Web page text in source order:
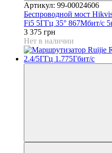
Артикул: 99-00024606
Беспроводной мост
Fi5 5ГГц 35° 867Мбит/с
3 375 грн
Нет в наличии